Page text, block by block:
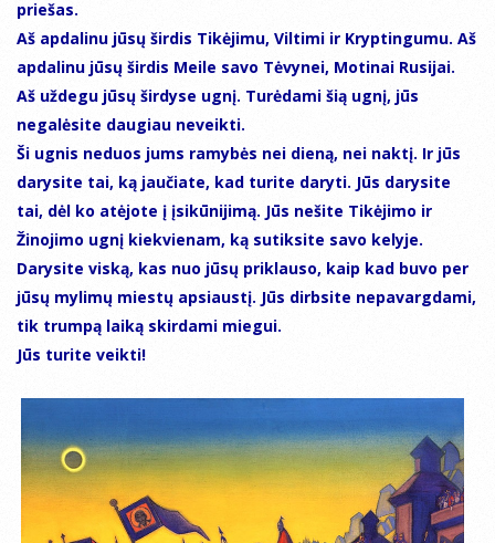
priešas.
Aš apdalinu jūsų širdis Tikėjimu, Viltimi ir Kryptingumu. Aš
apdalinu jūsų širdis Meile savo Tėvynei, Motinai Rusijai.
Aš uždegu jūsų širdyse ugnį. Turėdami šią ugnį, jūs
negalėsite daugiau neveikti.
Ši ugnis neduos jums ramybės nei dieną, nei naktį. Ir jūs
darysite tai, ką jaučiate, kad turite daryti. Jūs darysite
tai, dėl ko atėjote į įsikūnijimą. Jūs nešite Tikėjimo ir
Žinojimo ugnį kiekvienam, ką sutiksite savo kelyje.
Darysite viską, kas nuo jūsų priklauso, kaip kad buvo per
jūsų mylimų miestų apsiaustį. Jūs dirbsite nepavargdami,
tik trumpą laiką skirdami miegui.
Jūs turite veikti!